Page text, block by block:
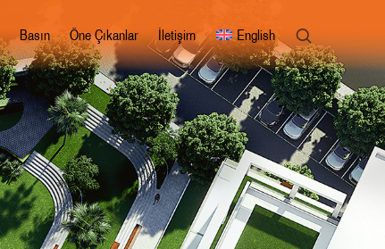
Basın Öne Çıkanlar İletişim English